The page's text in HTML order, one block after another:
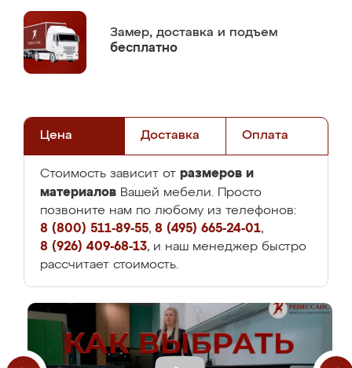
Замер, доставка и подъем
бесплатно
Цена Доставка Оплата
Стоимость зависит от размеров и
материалов Вашей мебели. Просто
позвоните нам по любому из телефонов:
8 (800) 511-89-55, 8 (495) 665-24-01,
8 (926) 409-68-13, и наш менеджер быстро
рассчитает стоимость.